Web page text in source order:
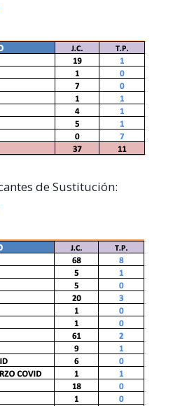
de Sustitución: